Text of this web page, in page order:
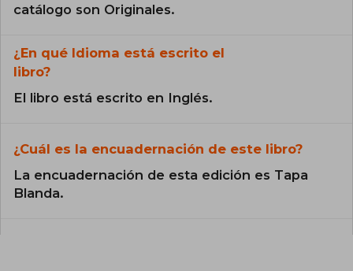
catálogo son Originales.
¿En qué Idioma está escrito el
libro?
El libro está escrito en Inglés.
¿Cuál es la encuadernación de este libro?
La encuadernación de esta edición es Tapa
Blanda.